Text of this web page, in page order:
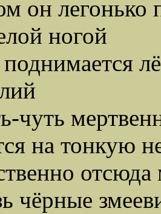
он легонько
ногой
чуть
на тонкую
чёрные